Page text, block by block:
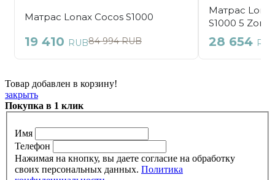
Товар добавлен в корзину!
закрыть
Покупка в 1 клик
Имя
Телефон
Нажимая на кнопку, вы даете согласие на обработку
своих персональных данных. Политика